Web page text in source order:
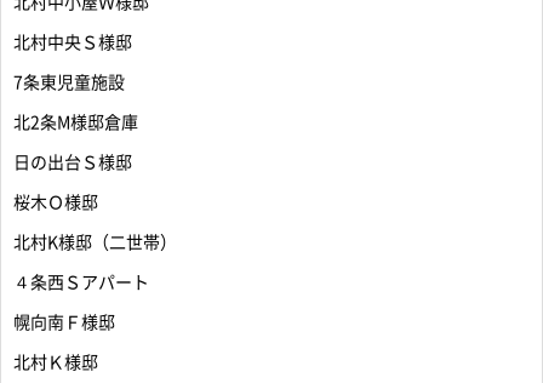
北村中央Ｓ様邸
7条東児童施設
北2条M様邸倉庫
日の出台Ｓ様邸
桜木Ｏ様邸
北村K様邸（二世帯）
４条西Ｓアパート
幌向南Ｆ様邸
北村Ｋ様邸